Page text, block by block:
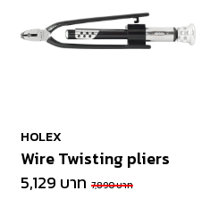
HOLEX
Wire Twisting pliers
5,129 บาท 7,890 บาท